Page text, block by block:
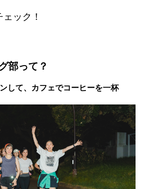
ック！
部って？
して、カフェでコーヒーを一杯